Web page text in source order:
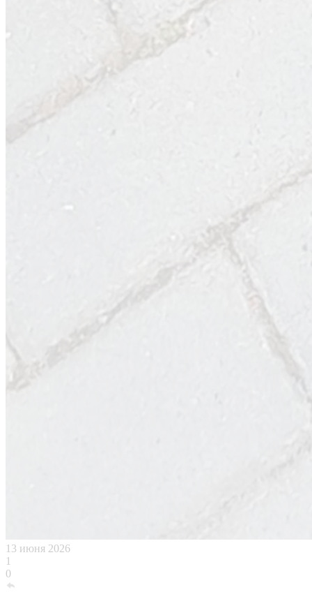
13 июня 2026
1
0